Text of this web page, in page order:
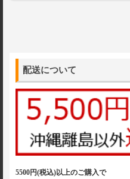
配送について
5500円(税込)以上のご購入で